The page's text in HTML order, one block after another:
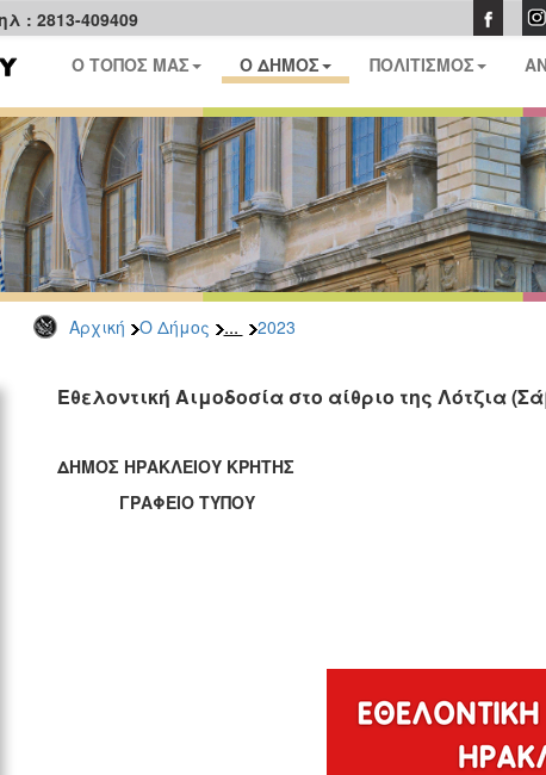
: 2813-409409
Ο ΤΟΠΟΣ ΜΑΣ Ο ΔΗΜΟΣ ΠΟΛΙΤΙΣΜΟΣ
Αρχική Ο Δήμος ... 2023
Εθελοντική Αιμοδοσία στο αίθριο της Λότζια
ΔΗΜΟΣ ΗΡΑΚΛΕΙΟΥ ΚΡΗΤΗΣ
ΓΡΑΦΕΙΟ ΤΥΠΟΥ